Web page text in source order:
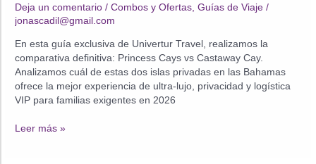
Deja un comentario /Combos y Ofertas,Guías de Viaje /
jonascadil@gmail.com
En esta guía exclusiva de Univertur Travel, realizamos la
comparativa definitiva: Princess Cays vs Castaway Cay.
Analizamos cuál de estas dos islas privadas en las Bahamas
ofrece la mejor experiencia de ultra-lujo, privacidad y logística
VIP para familias exigentes en 2026
Princess
Leer más »